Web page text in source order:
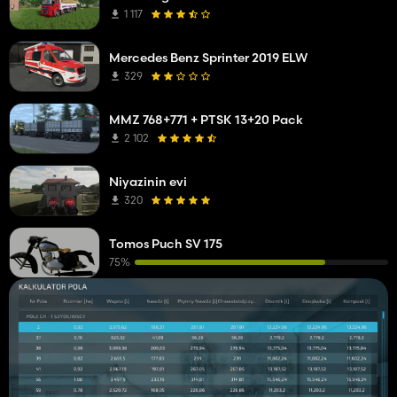
1 117
Mercedes Benz Sprinter 2019 ELW
329
MMZ 768+771 + PTSK 13+20 Pack
2 102
Niyazinin evi
320
Tomos Puch SV 175
75%